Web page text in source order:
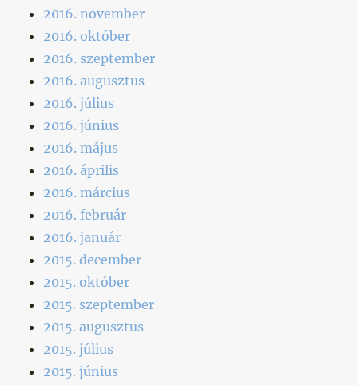
2016. november
2016. október
2016. szeptember
2016. augusztus
2016. július
2016. június
2016. május
2016. április
2016. március
2016. február
2016. január
2015. december
2015. október
2015. szeptember
2015. augusztus
2015. július
2015. június